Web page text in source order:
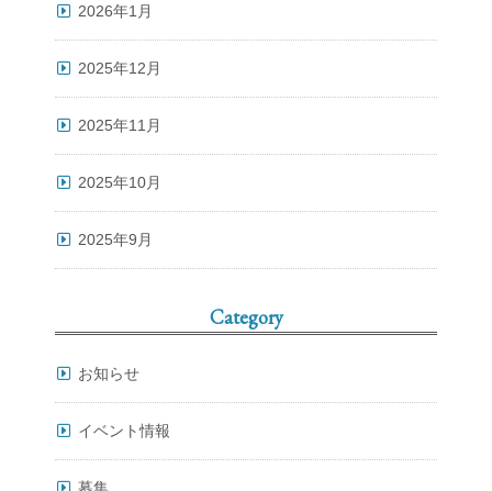
2026年1月
2025年12月
2025年11月
2025年10月
2025年9月
Category
お知らせ
イベント情報